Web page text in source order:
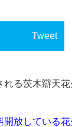
Tweet
る茨木辯天
放している